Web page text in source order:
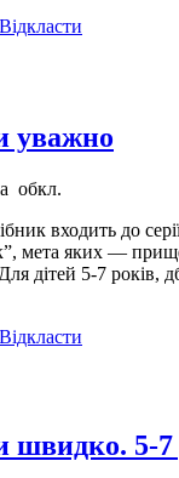
Відкласти
уважно
обкл.
входить до
мета яких —
дітей 5-7 років,
Відкласти
швидко. 5-7